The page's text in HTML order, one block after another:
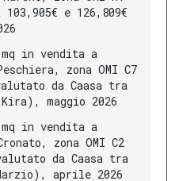
e 126,809€
in vendita a
zona OMI C7
da Caasa tra
maggio 2026
in vendita a
zona OMI C2
da Caasa tra
aprile 2026